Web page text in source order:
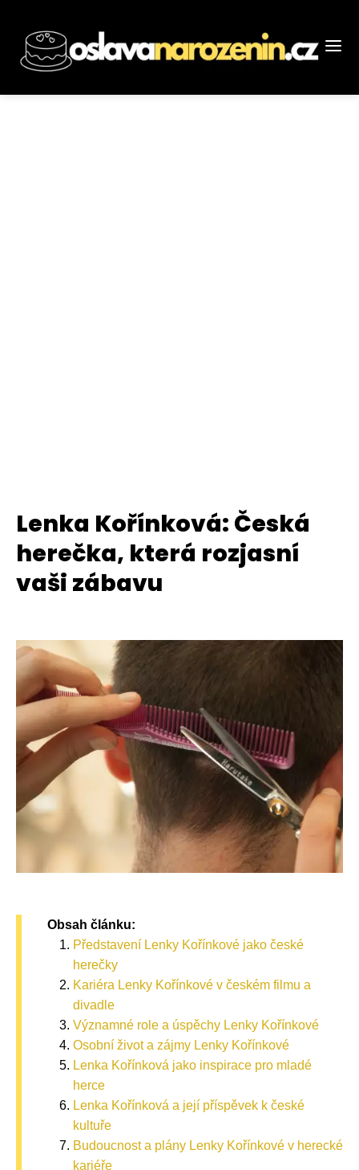
Lenka Kořínková: Česká
herečka, která rozjasní
vaši zábavu
Obsah článku:
Představení Lenky Kořínkové jako české
herečky
Kariéra Lenky Kořínkové v českém filmu a
divadle
Významné role a úspěchy Lenky Kořínkové
Osobní život a zájmy Lenky Kořínkové
Lenka Kořínková jako inspirace pro mladé
herce
Lenka Kořínková a její příspěvek k české
kultuře
Budoucnost a plány Lenky Kořínkové v herecké
kariéře